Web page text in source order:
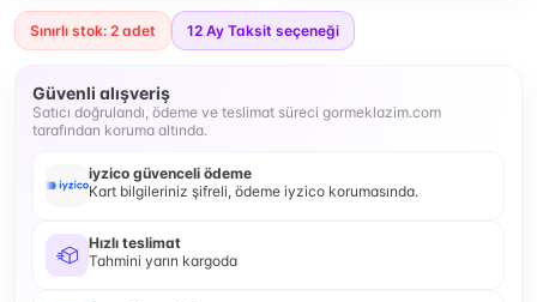
Sınırlı stok: 2 adet 12 Ay Taksit seçeneği
Güvenli alışveriş
Satıcı doğrulandı, ödeme ve teslimat süreci gormeklazim.com
tarafından koruma altında.
iyzico güvenceli ödeme
Kart bilgileriniz şifreli, ödeme iyzico korumasında.
Hızlı teslimat
Tahmini yarın kargoda